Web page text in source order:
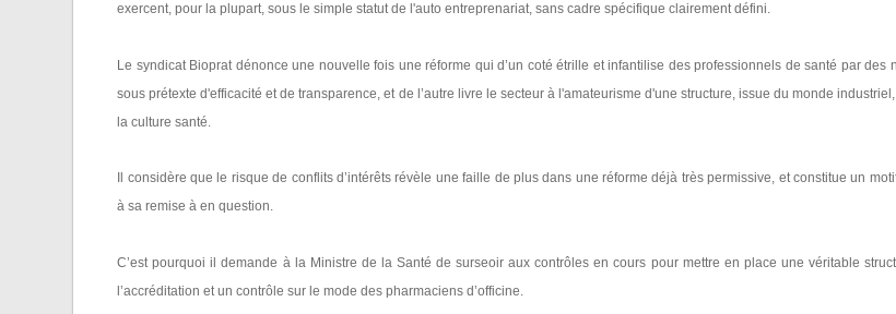
exercent, pour la plupart, sous le simple statut de l'auto entreprenariat, sans cadre spécifique clairement défini.
Le syndicat Bioprat dénonce une nouvelle fois une réforme qui d’un coté étrille et infantilise des professionnels de santé par des
sousprétexte d'efficacité et detransparence, et de l’autre livre le secteur à l'amateurisme d'une structure, issue du monde
la culture santé.
Il considère que le risque de conflits d’intérêts révèle une faille de plus dans une réforme déjà très permissive, et constitue un
à sa remise à en question.
C’est pourquoi il demande à la Ministre de la Santé de surseoir aux contrôles en cours pour mettre en place une véritable
l’accréditation et un contrôle sur le mode des pharmaciens d’officine.